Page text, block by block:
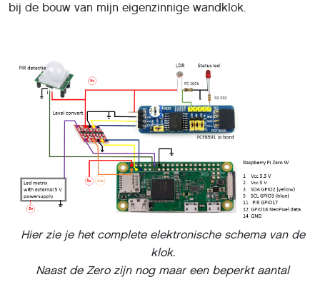
bij de bouw van mijn eigenzinnige wandklok.
Hier zie je het complete elektronische schema van de
klok.
Naast de Zero zijn nog maar een beperkt aantal